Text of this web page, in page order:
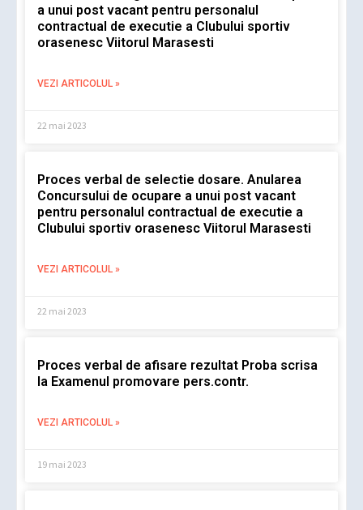
a unui post vacant pentru personalul
contractual de executie a Clubului sportiv
orasenesc Viitorul Marasesti
VEZI ARTICOLUL »
22 mai 2023
Proces verbal de selectie dosare. Anularea
Concursului de ocupare a unui post vacant
pentru personalul contractual de executie a
Clubului sportiv orasenesc Viitorul Marasesti
VEZI ARTICOLUL »
22 mai 2023
Proces verbal de afisare rezultat Proba scrisa
la Examenul promovare pers.contr.
VEZI ARTICOLUL »
19 mai 2023